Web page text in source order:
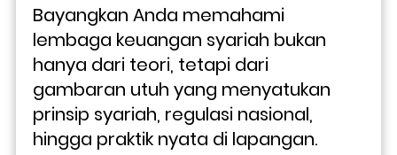
Bayangkan Anda memahami
lembaga keuangan syariah bukan
hanya dari teori, tetapi dari
gambaran utuh yang menyatukan
prinsip syariah, regulasi nasional,
hingga praktik nyata di lapangan.